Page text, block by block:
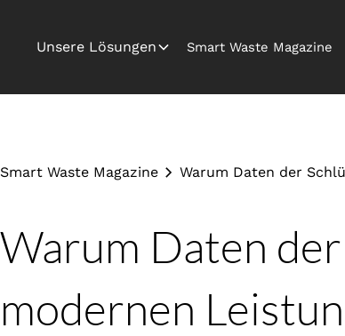
Unsere Lösungen Smart Waste Magazine
Smart Waste Magazine Warum Daten der
Warum Daten
modernen